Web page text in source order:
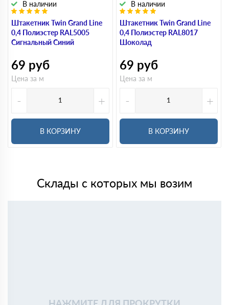
Штакетник Twin Grand Line
0,4 Полиэстер RAL5005
Сигнальный Синий
В наличии
69 руб
Цена за м
- +
В КОРЗИНУ
Штакетник Twin Grand Line
0,4 Полиэстер RAL8017
Шоколад
В наличии
69 руб
Цена за м
- +
В КОРЗИНУ
Склады с которых мы возим
НАЖМИТЕ ДЛЯ ПРОКРУТКИ